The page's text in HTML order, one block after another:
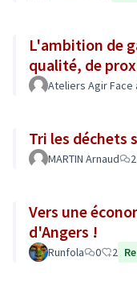
L'ambition de
qualité, de
Ateliers Agir Face
Tri les déchets
MARTIN Arnaud 2
Vers une
d'Angers !
Runfola 0 2